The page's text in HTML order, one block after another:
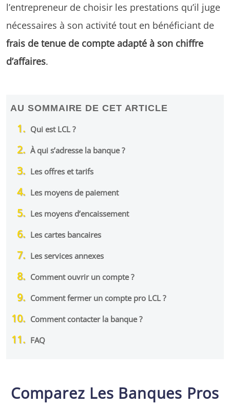
l’entrepreneur de choisir les prestations qu’il juge
nécessaires à son activité tout en bénéficiant de
frais de tenue de compte adapté à son chiffre
d’affaires.
AU SOMMAIRE DE CET ARTICLE
Qui est LCL ?
À qui s’adresse la banque ?
Les offres et tarifs
Les moyens de paiement
Les moyens d’encaissement
Les cartes bancaires
Les services annexes
Comment ouvrir un compte ?
Comment fermer un compte pro LCL ?
Comment contacter la banque ?
FAQ
Comparez Les Banques Pros